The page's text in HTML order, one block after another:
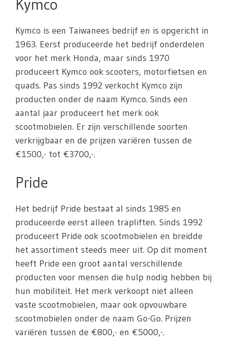
Kymco
Kymco is een Taiwanees bedrijf en is opgericht in
1963. Eerst produceerde het bedrijf onderdelen
voor het merk Honda, maar sinds 1970
produceert Kymco ook scooters, motorfietsen en
quads. Pas sinds 1992 verkocht Kymco zijn
producten onder de naam Kymco. Sinds een
aantal jaar produceert het merk ook
scootmobielen. Er zijn verschillende soorten
verkrijgbaar en de prijzen variëren tussen de
€1500,- tot €3700,-.
Pride
Het bedrijf Pride bestaat al sinds 1985 en
produceerde eerst alleen trapliften. Sinds 1992
produceert Pride ook scootmobielen en breidde
het assortiment steeds meer uit. Op dit moment
heeft Pride een groot aantal verschillende
producten voor mensen die hulp nodig hebben bij
hun mobiliteit. Het merk verkoopt niet alleen
vaste scootmobielen, maar ook opvouwbare
scootmobielen onder de naam Go-Go. Prijzen
variëren tussen de €800,- en €5000,-.